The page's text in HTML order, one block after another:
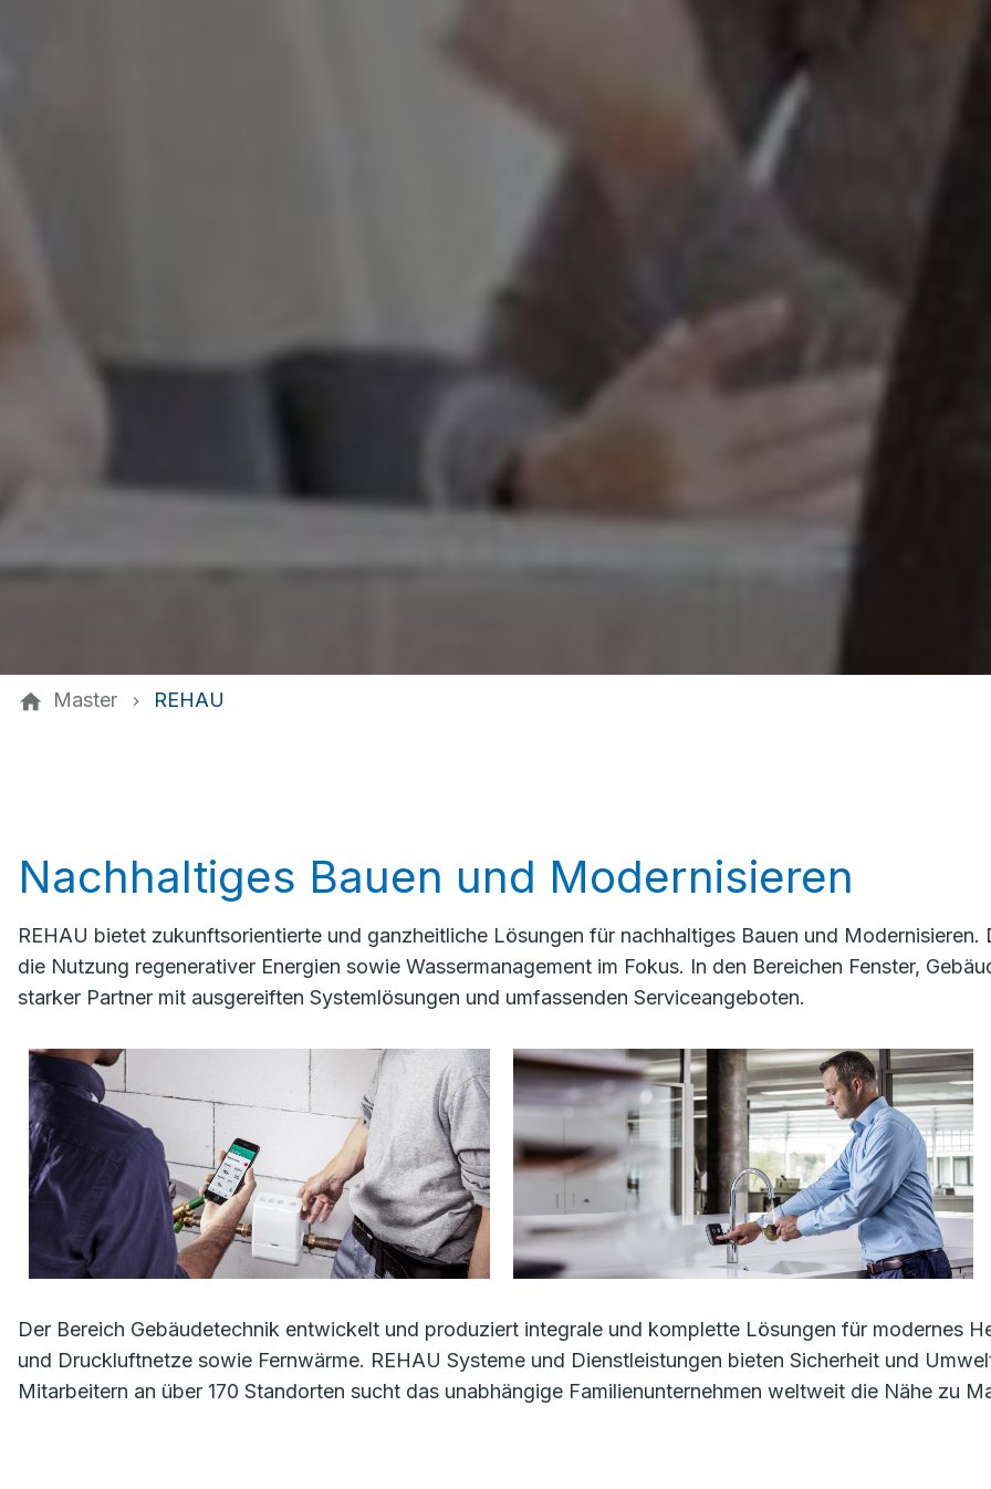
Master REHAU
Nachhaltiges Bauen und Modernisieren
REHAU bietet zukunftsorientierte und ganzheitliche Lösungen für nachhaltiges Bauen und
die Nutzung regenerativer Energien sowie Wassermanagement im Fokus. In den Bereichen Fenster,
starker Partner mit ausgereiften Systemlösungen und umfassenden Serviceangeboten.
Der Bereich Gebäudetechnik entwickelt und produziert integrale und komplette Lösungen für modernes
und Druckluftnetze sowie Fernwärme. REHAU Systeme und Dienstleistungen bieten Sicherheit und
Mitarbeitern an über 170 Standorten sucht das unabhängige Familienunternehmen weltweit die Nähe zu